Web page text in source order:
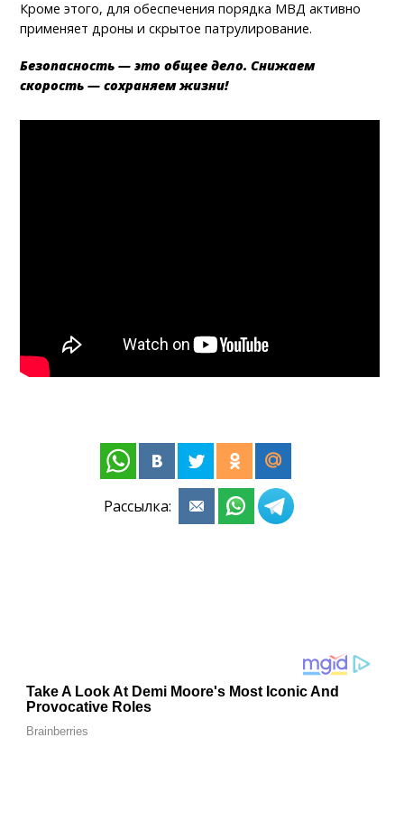
Кроме этого, для обеспечения порядка МВД активно
применяет дроны и скрытое патрулирование.
Безопасность — это общее дело. Снижаем
скорость — сохраняем жизни!
Рассылка: